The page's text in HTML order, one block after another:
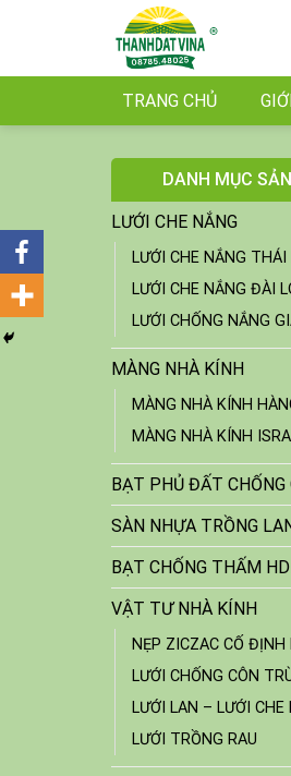
TRANG CHỦ
DANH MỤC
LƯỚI CHE NẮNG
LƯỚI CHE NẮNG THÁI
LƯỚI CHE NẮNG ĐÀI
LƯỚI CHỐNG NẮNG
MÀNG NHÀ KÍNH
MÀNG NHÀ KÍNH
MÀNG NHÀ KÍNH
BẠT PHỦ ĐẤT CHỐNG
SÀN NHỰA TRỒNG
BẠT CHỐNG THẤM
VẬT TƯ NHÀ KÍNH
NẸP ZICZAC CỐ ĐỊNH
LƯỚI CHỐNG CÔN
LƯỚI LAN – LƯỚI CHE
LƯỚI TRỒNG RAU